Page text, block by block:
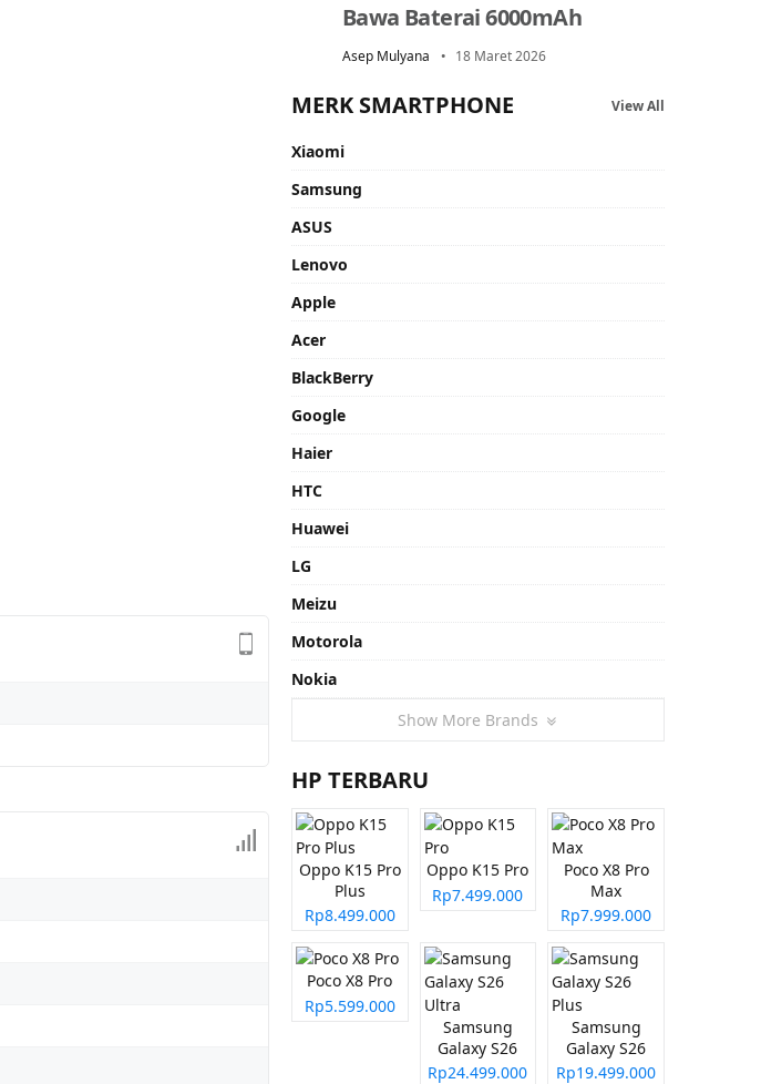
Bawa Baterai 6000mAh
Asep Mulyana 18 Maret 2026
MERK SMARTPHONE View All
Xiaomi
Samsung
ASUS
Lenovo
Apple
Acer
BlackBerry
Google
Haier
HTC
Huawei
LG
Meizu
Motorola
Nokia
Show More Brands
HP TERBARU
Oppo K15 Pro
Plus
Rp8.499.000
Oppo K15 Pro
Rp7.499.000
Poco X8 Pro
Max
Rp7.999.000
Poco X8 Pro
Rp5.599.000
Samsung
Galaxy S26
Ultra
Rp24.499.000
Samsung
Galaxy S26
Plus
Rp19.499.000